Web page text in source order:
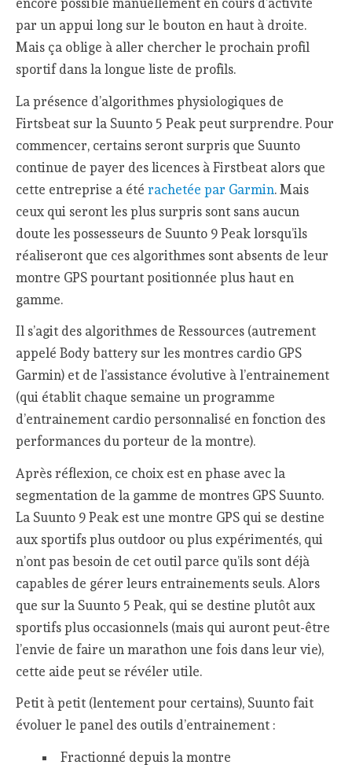
par un appui long sur le bouton en haut à droite.
Mais ça oblige à aller chercher le prochain profil
sportif dans la longue liste de profils.
La présence d’algorithmes physiologiques de
Firtsbeat sur la Suunto 5 Peak peut surprendre. Pour
commencer, certains seront surpris que Suunto
continue de payer des licences à Firstbeat alors que
cette entreprise a étérachetée par Garmin. Mais
ceux qui seront les plus surpris sont sans aucun
doute les possesseurs de Suunto 9 Peak lorsqu’ils
réaliseront que ces algorithmes sont absents de leur
montre GPS pourtant positionnée plus haut en
gamme.
Il s’agit des algorithmes de Ressources (autrement
appelé Body battery sur les montres cardio GPS
Garmin) et de l’assistance évolutive à l’entrainement
(qui établit chaque semaine un programme
d’entrainement cardio personnalisé en fonction des
performances du porteur de la montre).
Après réflexion, ce choix est en phase avec la
segmentation de la gamme de montres GPS Suunto.
La Suunto 9 Peak est une montre GPS qui se destine
aux sportifs plus outdoor ou plus expérimentés, qui
n’ont pas besoin de cet outil parce qu’ils sont déjà
capables de gérer leurs entrainements seuls. Alors
que sur la Suunto 5 Peak, qui se destine plutôt aux
sportifs plus occasionnels (mais qui auront peut-être
l’envie de faire un marathon une fois dans leur vie),
cette aide peut se révéler utile.
Petit à petit (lentement pour certains), Suunto fait
évoluer le panel des outils d’entrainement :
Fractionné depuis la montre